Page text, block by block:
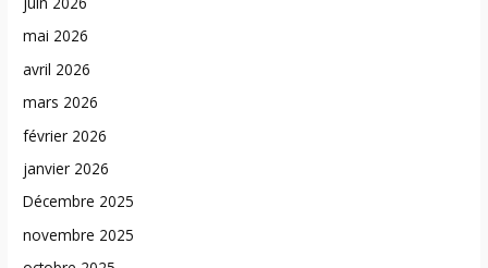
mai 2026
avril 2026
mars 2026
février 2026
janvier 2026
Décembre 2025
novembre 2025